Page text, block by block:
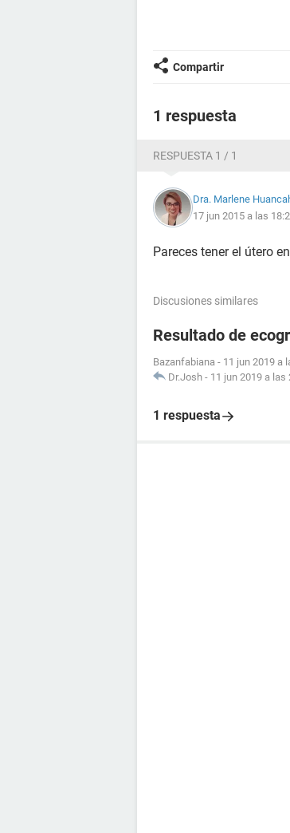
Compartir
1 respuesta
RESPUESTA 1 / 1
Dra. Marlene
17 jun 2015 a las
Pareces tener el útero
Discusiones similares
Resultado de
Bazanfabiana - 11 jun 2019 a
Dr.Josh - 11 jun 2019 a las
1 respuesta